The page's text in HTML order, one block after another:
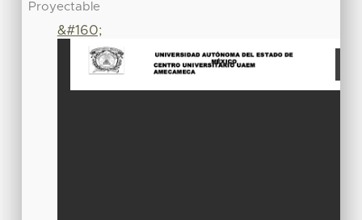
Proyectable
&#160;